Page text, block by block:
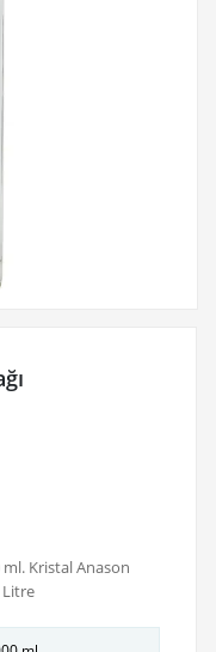
ml. Kristal Anason
Litre